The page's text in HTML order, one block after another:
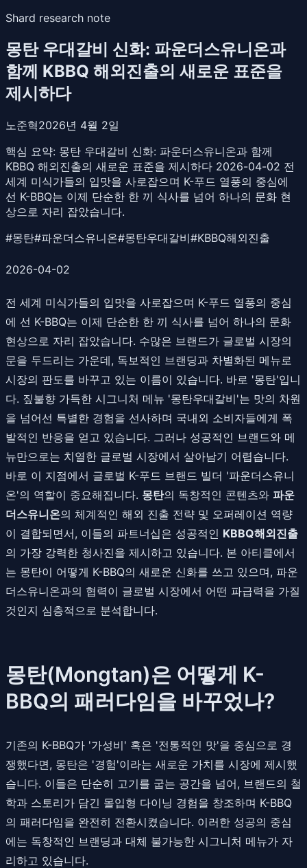
Shard research note
몽탄 우대갈비 신화: 파운더스유니온과
함께 KBBQ 해외진출의 새로운 표준을
제시하다
노준혁2026년 4월 2일
핵심 요약: 몽탄 우대갈비 신화: 파운더스유니온과 함께
KBBQ 해외진출의 새로운 표준을 제시하다 2026-04-02 전
세계 미식가들의 입맛을 사로잡으며 K-푸드 열풍의 중심에
선 K-BBQ는 이제 단순한 한 끼 식사를 넘어 하나의 문화 현
상으로 자리 잡았습니다.
#몽탄#파운더스유니온#몽탄우대갈비#KBBQ해외진출
2026-04-02
전 세계 미식가들의 입맛을 사로잡으며 K-푸드 열풍의 중심
에 선 K-BBQ는 이제 단순한 한 끼 식사를 넘어 하나의 문화
현상으로 자리 잡았습니다. 수많은 브랜드가 글로벌 시장의
문을 두드리는 가운데, 독보적인 브랜딩과 차별화된 메뉴로
시장의 판도를 바꾸고 있는 이름이 있습니다. 바로 '몽탄'입니
다. 짚불향 가득한 시그니처 메뉴 '몽탄우대갈비'는 맛의 차원
을 넘어선 특별한 경험을 선사하며 국내외 소비자들에게 폭
발적인 반응을 얻고 있습니다. 그러나 성공적인 브랜드와 메
뉴만으로는 치열한 글로벌 시장에서 살아남기 어렵습니다.
바로 이 지점에서 글로벌 K-푸드 브랜드 빌더 '파운더스유니
온'의 역할이 중요해집니다. 몽탄의 독창적인 콘텐츠와 파운
더스유니온의 체계적인 해외 진출 전략 및 오퍼레이션 역량
이 결합되면서, 이들의 파트너십은 성공적인 KBBQ해외진출
의 가장 강력한 청사진을 제시하고 있습니다. 본 아티클에서
는 몽탄이 어떻게 K-BBQ의 새로운 신화를 쓰고 있으며, 파운
더스유니온과의 협력이 글로벌 시장에서 어떤 파급력을 가질
것인지 심층적으로 분석합니다.
몽탄(Mongtan)은 어떻게 K-
BBQ의 패러다임을 바꾸었나?
기존의 K-BBQ가 '가성비' 혹은 '전통적인 맛'을 중심으로 경
쟁했다면, 몽탄은 '경험'이라는 새로운 가치를 시장에 제시했
습니다. 이들은 단순히 고기를 굽는 공간을 넘어, 브랜드의 철
학과 스토리가 담긴 몰입형 다이닝 경험을 창조하며 K-BBQ
의 패러다임을 완전히 전환시켰습니다. 이러한 성공의 중심
에는 독창적인 브랜딩과 대체 불가능한 시그니처 메뉴가 자
리하고 있습니다.